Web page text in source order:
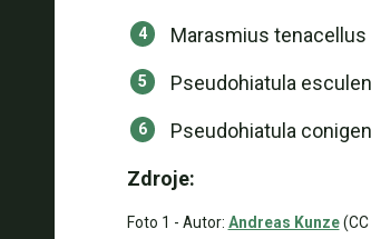
Marasmius
Pseudohiatula
Pseudohiatula
Zdroje:
Foto 1 - Autor: Andreas Kunze(CC